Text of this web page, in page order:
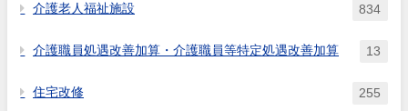
介護老人福祉施設 834
介護職員処遇改善加算・介護職員等特定処遇改善加算 13
住宅改修 255